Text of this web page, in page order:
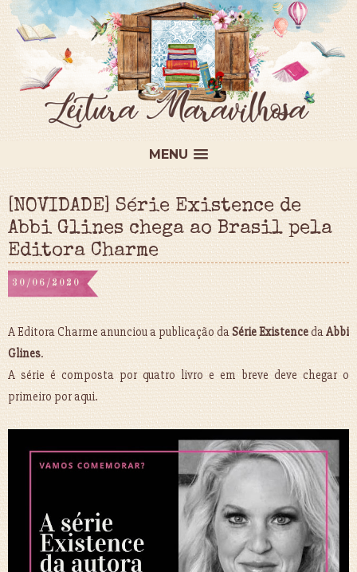
MENU
[NOVIDADE] Série Existence de
Abbi Glines chega ao Brasil pela
Editora Charme
30/06/2020
A Editora Charme anunciou a publicação daSérie ExistencedaAbbi
Glines.
A série é composta por quatro livro e em breve deve chegar o
primeiro por aqui.